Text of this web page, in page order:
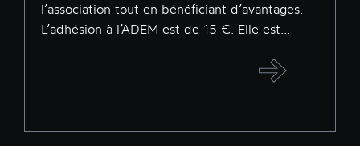
l’association tout en bénéficiant d’avantages.
L’adhésion à l’ADEM est de 15 €. Elle est...